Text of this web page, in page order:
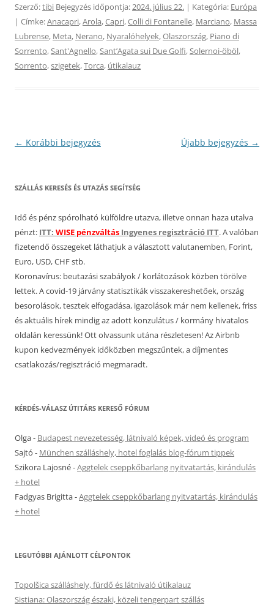
Szerző:tibi Bejegyzés időpontja:2024. július 22. | Kategória: Európa
| Címke:Anacapri,Arola,Capri,Colli di Fontanelle, Marciano, Massa
Lubrense, Meta, Nerano, Nyaralóhelyek,Olaszország, Piano di
Sorrento,Sant'Agnello,SantʼAgata sui Due Golfi,Solernoi-öböl,
Sorrento,szigetek,Torca, útikalauz
Bejegyzés
← Korábbi bejegyzés Újabb bejegyzés →
SZÁLLÁS KERESÉS ÉS UTAZÁS SEGÍTSÉG
Idő és pénz spórolható külföldre utazva, illetve onnan haza utalva
pénzt: ITT: WISE pénzváltás Ingyenes regisztráció ITT. A valóban
fizetendő összegeket láthatjuk a választott valutanemben, Forint,
Euro, USD, CHF stb.
Koronavírus: beutazási szabályok / korlátozások közben törölve
lettek. A covid-19 járvány statisztikák visszakereshetőek, ország
besorolások, tesztek elfogadása, igazolások már nem kellenek, friss
és aktuális hírek mindig az adott konzulátus / kormány hivatalos
oldalán keressünk! Ott olvassunk utána részletesen! Az Airbnb
kupon kedvezmények időközben megszűntek, a díjmentes
csatlakozás/regisztráció megmaradt.
KÉRDÉS-VÁLASZ ÚTITÁRS KERESŐ FÓRUM
Olga- Budapest nevezetesség, látnivaló képek, videó és program
Sajtó - München szálláshely, hotel foglalás blog-fórum tippek
Szikora Lajosné-Aggtelek cseppkőbarlang nyitvatartás, kirándulás
+ hotel
Fadgyas Brigitta-Aggtelek cseppkőbarlang nyitvatartás, kirándulás
+ hotel
LEGUTÓBBI AJÁNLOTT CÉLPONTOK
Topolšica szálláshely, fürdő és látnivaló útikalauz
Sistiana: Olaszország északi, közeli tengerpart szállás